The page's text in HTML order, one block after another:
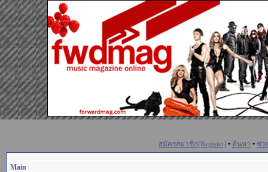
สมัครสมาชิก(Register) • ค้นหา • ช่ว
Main